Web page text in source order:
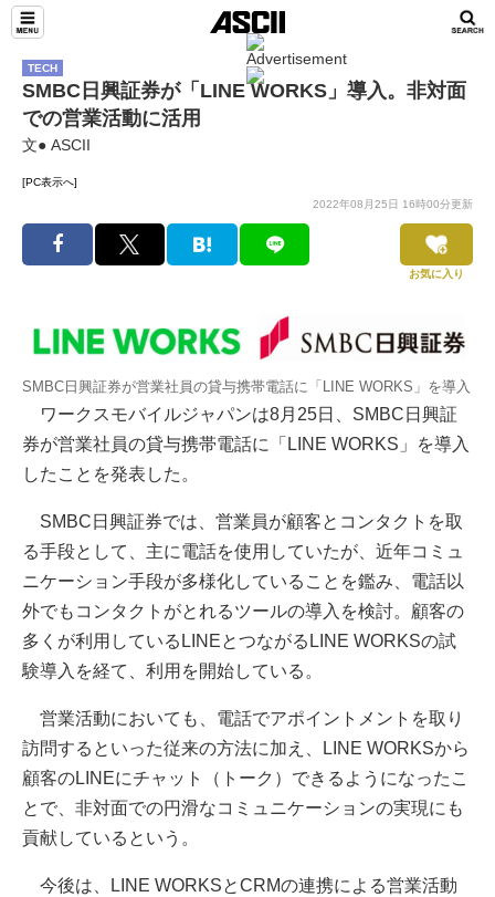
TECH
SMBC日興証券が「LINE WORKS」導入。非対面
での営業活動に活用
文● ASCII
[PC表示へ]
2022年08月25日 16時00分更新
お気に入り
SMBC日興証券が営業社員の貸与携帯電話に「LINE WORKS」を導入
ワークスモバイルジャパンは8月25日、SMBC日興証
券が営業社員の貸与携帯電話に「LINE WORKS」を導入
したことを発表した。
SMBC日興証券では、営業員が顧客とコンタクトを取
る手段として、主に電話を使用していたが、近年コミュ
ニケーション手段が多様化していることを鑑み、電話以
外でもコンタクトがとれるツールの導入を検討。顧客の
多くが利用しているLINEとつながるLINE WORKSの試
験導入を経て、利用を開始している。
営業活動においても、電話でアポイントメントを取り
訪問するといった従来の方法に加え、LINE WORKSから
顧客のLINEにチャット（トーク）できるようになったこ
とで、非対面での円滑なコミュニケーションの実現にも
貢献しているという。
今後は、LINE WORKSとCRMの連携による営業活動